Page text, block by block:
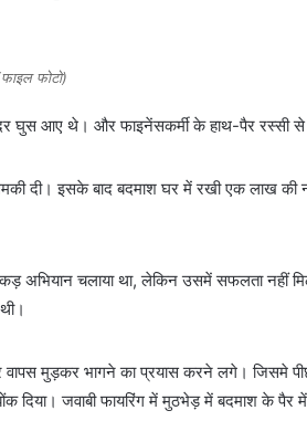
फोटो)
घुस आए थे। और फाइनेंसकर्मी के हाथ-पैर रस्सी से
दी। इसके बाद बदमाश घर में रखी एक लाख
अभियान चलाया था, लेकिन उसमें सफलता नहीं
वापस मुड़कर भागने का प्रयास करने लगे। जिसमे
दिया। जवाबी फायरिंग में मुठभेड़ में बदमाश के पैर